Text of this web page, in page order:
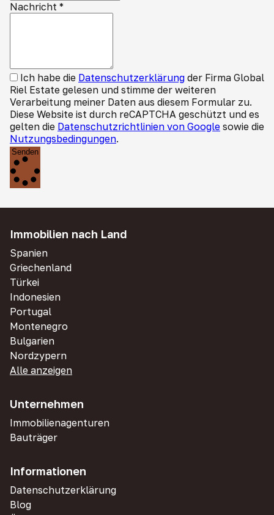
Nachricht *
Ich habe die Datenschutzerklärung der Firma Global
Riel Estate gelesen und stimme der weiteren
Verarbeitung meiner Daten aus diesem Formular zu.
Diese Website ist durch reCAPTCHA geschützt und es
gelten die Datenschutzrichtlinien von Google sowie die
Nutzungsbedingungen.
Senden
Immobilien nach Land
Spanien
Griechenland
Türkei
Indonesien
Portugal
Montenegro
Bulgarien
Nordzypern
Alle anzeigen
Unternehmen
Immobilienagenturen
Bauträger
Informationen
Datenschutzerklärung
Blog